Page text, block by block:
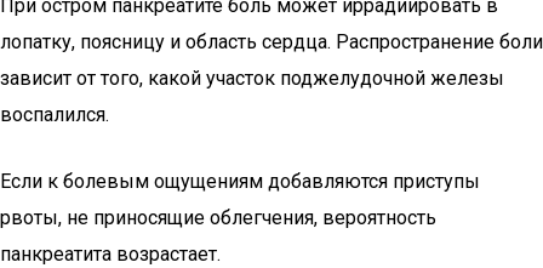
При остром панкреатите боль может иррадиировать в
лопатку, поясницу и область сердца. Распространение боли
зависит от того, какой участок поджелудочной железы
воспалился.
Если к болевым ощущениям добавляются приступы
рвоты, не приносящие облегчения, вероятность
панкреатита возрастает.